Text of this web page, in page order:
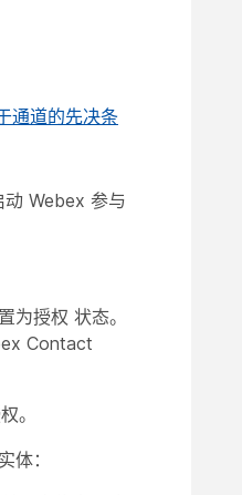
通道的先决条
动 Webex 参与
为授权 状态。
Contact
。
体：